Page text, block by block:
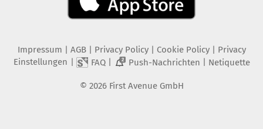
Impressum | AGB | Privacy Policy| Cookie Policy| Privacy
Einstellungen | FAQ| 2 Push-Nachrichten | Netiquette
© 2026 First Avenue GmbH